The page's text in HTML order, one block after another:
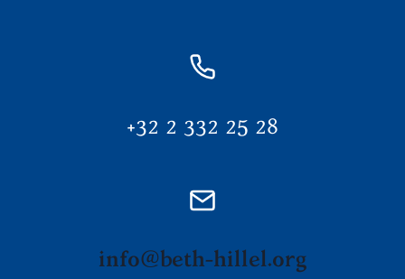
+32 2 332 25 28
info@beth-hillel.org